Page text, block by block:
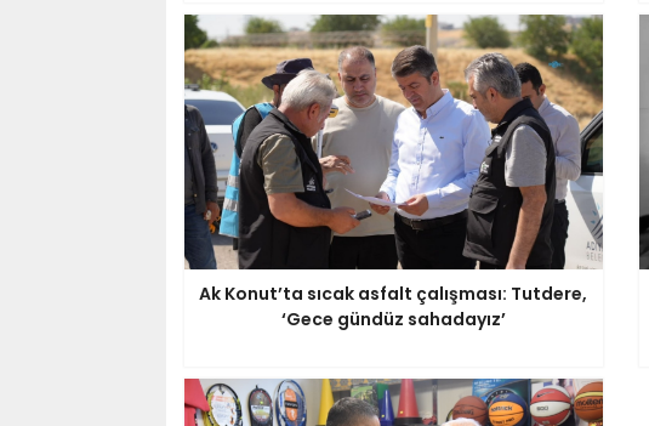
Ak Konut’ta sıcak asfalt çalışması: Tutdere,
‘Gece gündüz sahadayız’